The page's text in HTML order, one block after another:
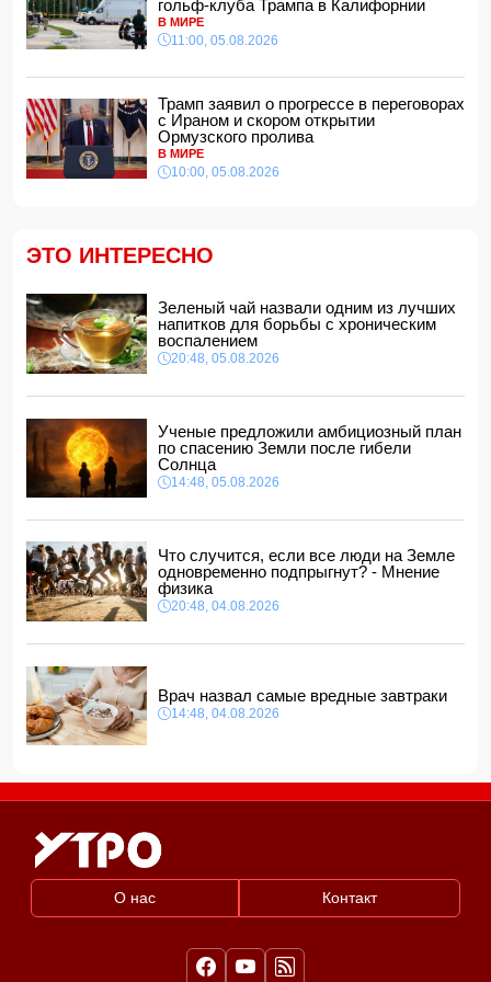
МИД России обвинил Киев в попытках усилить
эскалацию конфликта
14:34, 05.08.2026
Судья Верховного суда Азербайджана вышел на
пенсию
14:14, 05.08.2026
ЕС получил пятый транш доходов от замороженных
активов РФ и обещал передать их Киеву
14:10, 05.08.2026
В Баку на рабочем месте скоропостижно скончался
мужчина
14:04, 05.08.2026
Депутат Милли Меджлиса посетил семью шехида-
ФОТО
14:00, 05.08.2026
Прогноз погоды в Азербайджане на 6 августа
Биржевые цены на кофе в мире выросли до максимума
за полгода
12:40, 05.08.2026
гольф-клуба Трампа в Калифорнии
В МИРЕ
11:00, 05.08.2026
Трамп заявил о прогрессе в переговорах
с Ираном и скором открытии
Ормузского пролива
В МИРЕ
10:00, 05.08.2026
ЭТО ИНТЕРЕСНО
Зеленый чай назвали одним из лучших
напитков для борьбы с хроническим
воспалением
20:48, 05.08.2026
Ученые предложили амбициозный план
по спасению Земли после гибели
Солнца
14:48, 05.08.2026
Что случится, если все люди на Земле
одновременно подпрыгнут? - Мнение
физика
20:48, 04.08.2026
Врач назвал самые вредные завтраки
14:48, 04.08.2026
О нас Контакт